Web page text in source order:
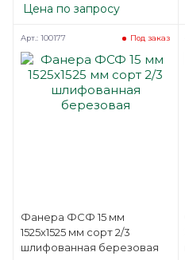
Цена по запросу
Фанера ФСФ 15 мм
1525х1525 мм сорт 2/3
шлифованная березовая
Под заказ
Арт.: 100177